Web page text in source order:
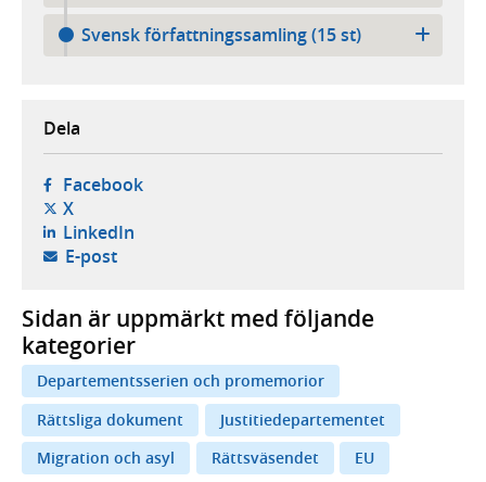
Svensk författningssamling (15 st)
Dela
Facebook- öppnas i ny flik, extern webbplats,
X- öppnas i ny flik, extern webbplats,
LinkedIn- öppnas i ny flik, extern webbplats,
E-post- öppnar din e-postklient,
Sidan är uppmärkt med följande
kategorier
Departementsserien och promemorior
Rättsliga dokument
Justitiedepartementet
Migration och asyl
Rättsväsendet EU